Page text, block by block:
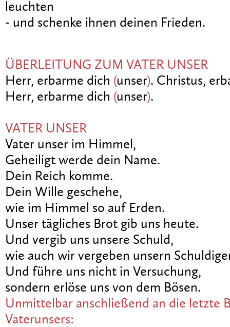
leuchten
- und schenke ihnen deinen Frieden.
ÜBERLEITUNG ZUM VATER UNSER
Herr, erbarme dich (unser). Christus,
Herr, erbarme dich (unser).
VATER UNSER
Vater unser im Himmel,
Geheiligt werde dein Name.
Dein Reich komme.
Dein Wille geschehe,
wie im Himmel so auf Erden.
Unser tägliches Brot gib uns heute.
Und vergib uns unsere Schuld,
wie auch wir vergeben unsern
Und führe uns nicht in Versuchung,
sondern erlöse uns von dem Bösen.
Unmittelbar anschließend an die letzte
Vaterunsers: